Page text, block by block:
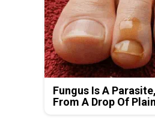
Fungus Is A
From A Drop Of